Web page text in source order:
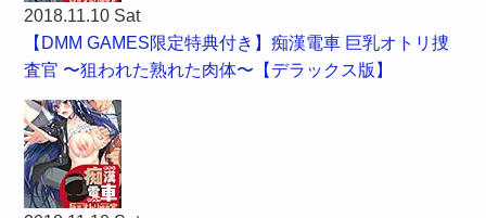
2018.11.10 Sat
【DMM GAMES限定特典付き】痴漢電車 巨乳オトリ捜
査官 〜狙われた熟れた肉体〜【デラックス版】